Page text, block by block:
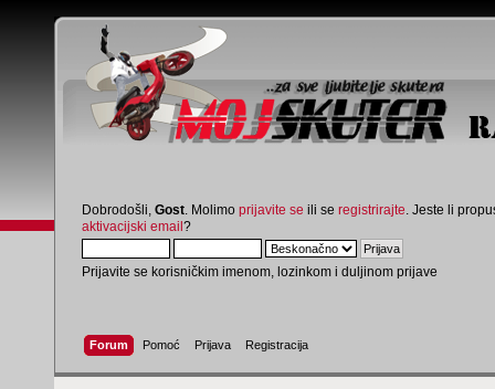
Dobrodošli, Gost . Molimo prijavite se ili se registrirajte . Jeste li
aktivacijski email?
Prijavite se korisničkim imenom, lozinkom i duljinom prijave
Forum Pomoć Prijava Registracija